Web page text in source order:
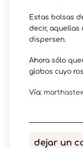
Estas bolsas
decir, aquellas
dispersen.
Ahora sólo
globos cuyo
Vía:
dejar un